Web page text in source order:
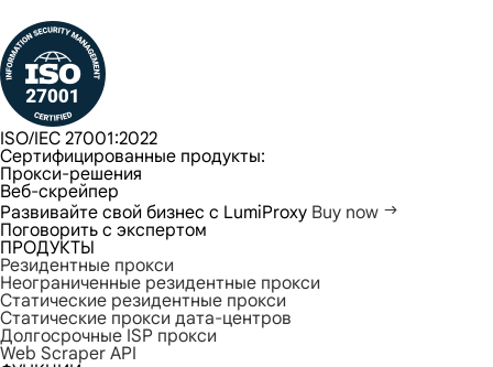
ISO/IEC 27001:2022
Сертифицированные продукты:
Прокси-решения
Веб-скрейпер
Развивайте свой бизнес с LumiProxy Buy now
Поговорить с экспертом
ПРОДУКТЫ
Резидентные прокси
Неограниченные резидентные прокси
Статические резидентные прокси
Статические прокси дата-центров
Долгосрочные ISP прокси
Web Scraper API